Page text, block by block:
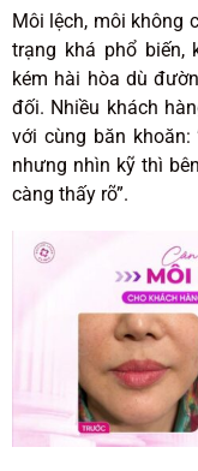
Môi lệch, môi không
trạng khá phổ biến,
kém hài hòa dù
đối. Nhiều khách
với cùng băn khoăn:
nhưng nhìn kỹ thì
càng thấy rõ”.